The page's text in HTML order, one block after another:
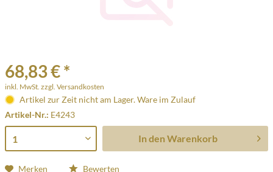
68,83 € *
inkl. MwSt. zzgl. Versandkosten
Artikel zur Zeit nicht am Lager. Ware im Zulauf
Artikel-Nr.: E4243
In den Warenkorb
Merken Bewerten